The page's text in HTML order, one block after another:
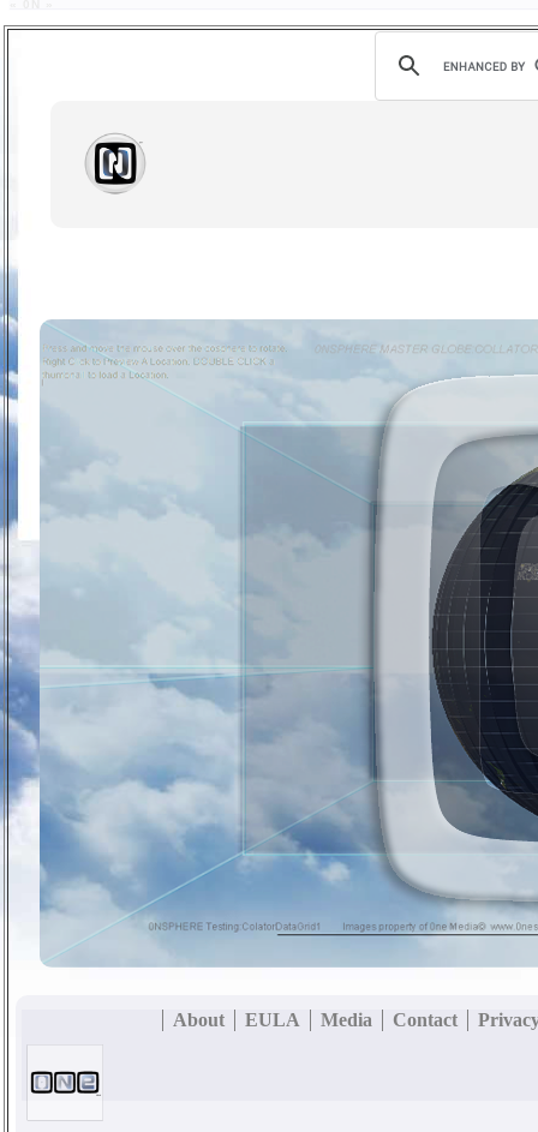
About EULA Media Contact